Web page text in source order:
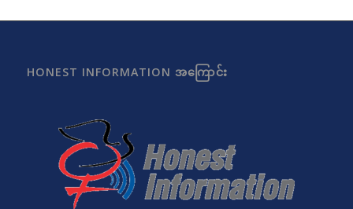
HONEST INFORMATION အကြောင်း